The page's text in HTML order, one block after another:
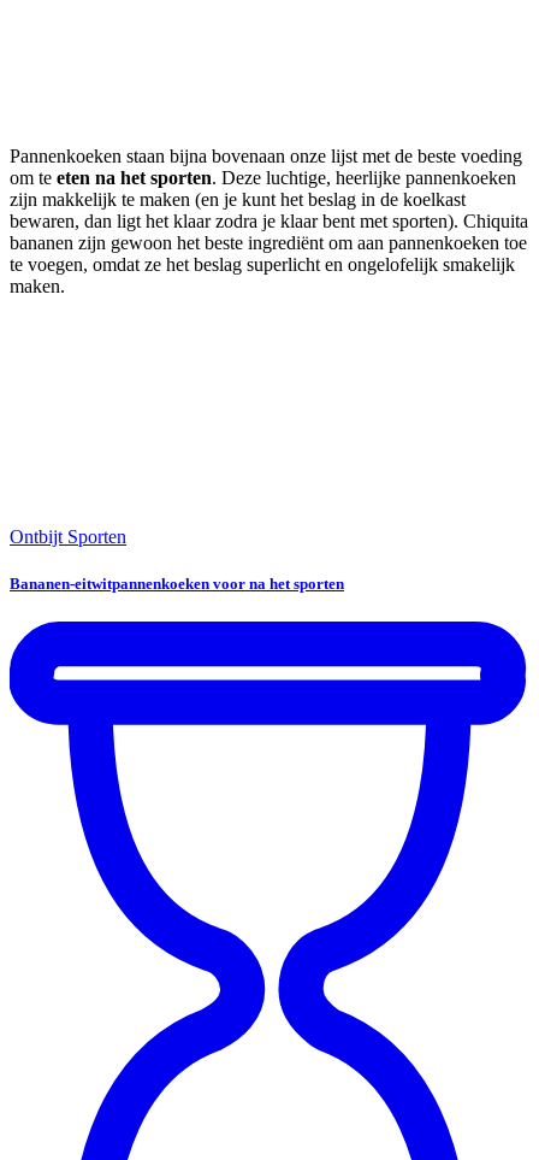
Pannenkoeken staan bijna bovenaan onze lijst met de beste voeding
om te eten na het sporten. Deze luchtige, heerlijke pannenkoeken
zijn makkelijk te maken (en je kunt het beslag in de koelkast
bewaren, dan ligt het klaar zodra je klaar bent met sporten). Chiquita
bananen zijn gewoon het beste ingrediënt om aan pannenkoeken toe
te voegen, omdat ze het beslag superlicht en ongelofelijk smakelijk
maken.
Ontbijt Sporten
Bananen-eitwitpannenkoeken voor na het sporten